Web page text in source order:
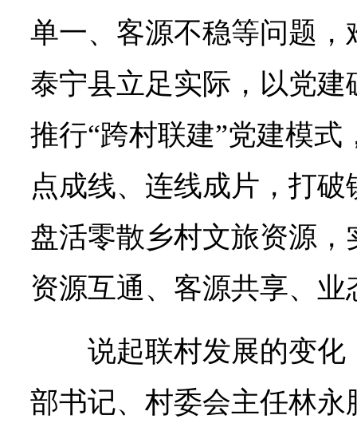
单一、客源不稳等问题
泰宁县立足实际，以党
推行“跨村联建”党建模
点成线、连线成片，打
盘活零散乡村文旅资源
资源互通、客源共享、业
说起联村发展的变
部书记、村委会主任林永